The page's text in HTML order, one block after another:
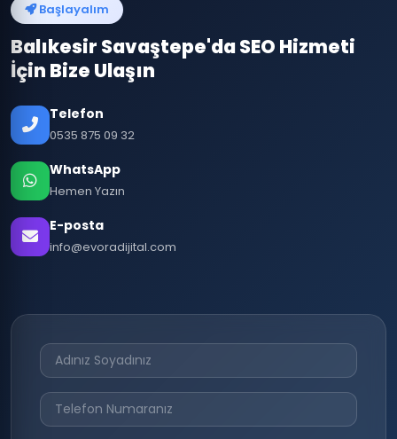
Başlayalım
Balıkesir Savaştepe'da SEO Hizmeti
İçin Bize Ulaşın
Telefon
0535 875 09 32
WhatsApp
Hemen Yazın
E-posta
info@evoradijital.com